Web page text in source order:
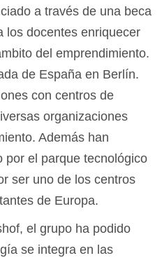
a través de una beca
los docentes enriquecer
del emprendimiento.
de España en Berlín.
con centros de
organizaciones
Además han
por el parque tecnológico
ser uno de los centros
de Europa.
el grupo ha podido
se integra en las